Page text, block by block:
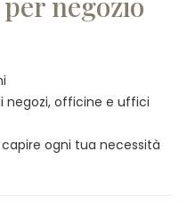
negozi, officine e uffici
ogni tua necessità